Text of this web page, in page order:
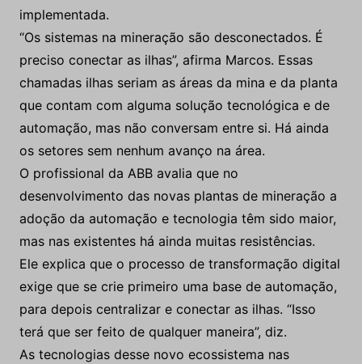
implementada.
“Os sistemas na mineração são desconectados. É
preciso conectar as ilhas”, afirma Marcos. Essas
chamadas ilhas seriam as áreas da mina e da planta
que contam com alguma solução tecnológica e de
automação, mas não conversam entre si. Há ainda
os setores sem nenhum avanço na área.
O profissional da ABB avalia que no
desenvolvimento das novas plantas de mineração a
adoção da automação e tecnologia têm sido maior,
mas nas existentes há ainda muitas resistências.
Ele explica que o processo de transformação digital
exige que se crie primeiro uma base de automação,
para depois centralizar e conectar as ilhas. “Isso
terá que ser feito de qualquer maneira”, diz.
As tecnologias desse novo ecossistema nas